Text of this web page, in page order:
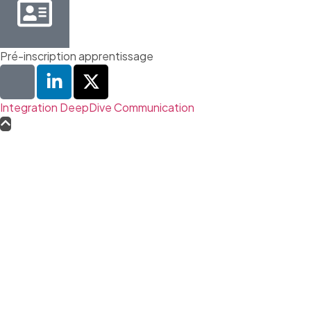
Pré-inscription apprentissage
Integration DeepDive Communication